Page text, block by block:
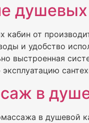
душевых
кабин от
и удобство
выстроенная
в
в